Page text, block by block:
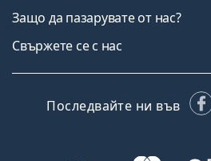
Защо да пазарувате от нас?
Свържете се с нас
Последвайте ни във